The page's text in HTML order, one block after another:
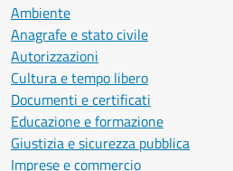
Ambiente
Anagrafe e stato civile
Autorizzazioni
Cultura e tempo libero
Documenti e certificati
Educazione e formazione
Giustizia e sicurezza pubblica
Imprese e commercio